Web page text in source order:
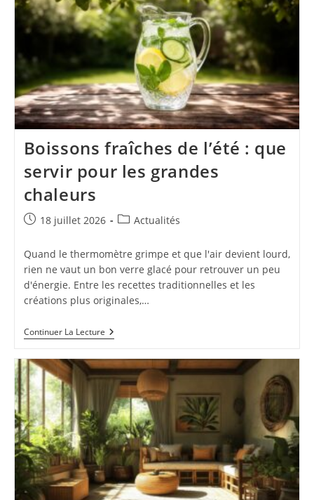
Boissons fraîches de l’été : que
servir pour les grandes
chaleurs
Publication
18 juillet 2026
PostActualités
Quand le thermomètre grimpe et que l'air devient lourd,
rien ne vaut un bon verre glacé pour retrouver un peu
d'énergie. Entre les recettes traditionnelles et les
créations plus originales,…
Continuer La LectureBoissons
Fraîches
L’été
:
Que
Servir
Pour
Les
Grandes
Chaleurs